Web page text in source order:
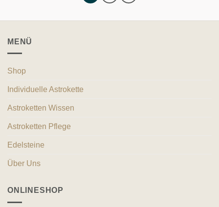
MENÜ
Shop
Individuelle Astrokette
Astroketten Wissen
Astroketten Pflege
Edelsteine
Über Uns
ONLINESHOP